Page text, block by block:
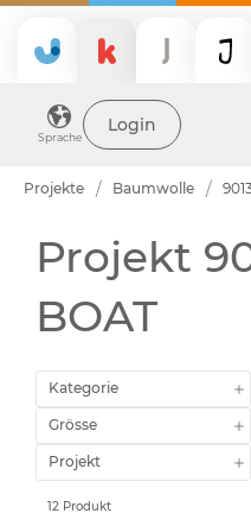
Sprache
Login
Projekte Baumwolle
Projekt
BOAT
Kategorie
Grösse
Projekt
12 Produkt